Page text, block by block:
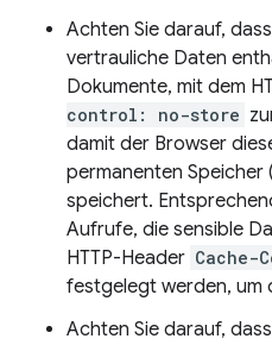
Achten Sie darauf,
vertrauliche Daten
Dokumente, mit dem
control: no-store
damit der Browser
permanenten Speicher
speichert.
Aufrufe, die sensible
HTTP-Header
festgelegt werden, um
Achten Sie darauf,